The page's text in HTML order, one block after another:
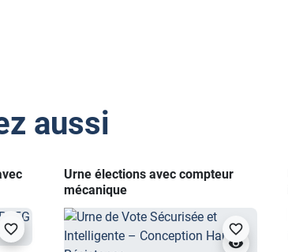
aussi
visibility
favorite_border
Urne élections avec compteur
mécanique
visibility
favorite_border